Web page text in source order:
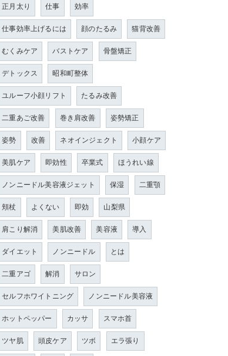
正月太り 仕事 効率
仕事効率上げるには 顔のたるみ 猫背改善
むくみケア バストケア 骨盤矯正
デトックス 昭和町整体
ユルーフ小顔リフト たるみ改善
二重あご改善 巻き肩改善 姿勢矯正
姿勢 改善 ネオインジェクト 小顔ケア
美肌ケア 即効性 卒業式 ほうれい線
ノンニードル美容液ジェット 保湿 二重顎
頬杖 よくない 即効 山梨県
肩こり解消 美肌改善 美容液 導入
ダイエット ノンニードル とは
二重アゴ 解消 サロン
セルフホワイトニング ノンニードル美容液
ホットペッパー カッサ スマホ首
ツヤ肌 頭皮ケア ツボ エラ張り